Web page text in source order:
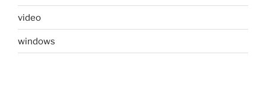
video
windows